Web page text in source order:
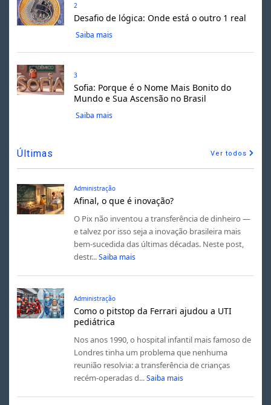
2
Desafio de lógica: Onde está o outro 1 real
Saiba mais
3
Sofia: Porque é o Nome Mais Bonito do
Mundo e Sua Ascensão no Brasil
Saiba mais
Últimas Ver todos
Administração
Afinal, o que é inovação?
O Pix não inventou a transferência de dinheiro —
e talvez por isso seja a inovação brasileira mais
bem-sucedida das últimas décadas. Neste post,
destr... Saiba mais
Administração
Como o pitstop da Ferrari ajudou a UTI
pediátrica
Nos anos 1990, o hospital infantil mais famoso de
Londres tinha um problema que nenhuma
reunião resolvia: a transferência de crianças
recém-operadas d... Saiba mais